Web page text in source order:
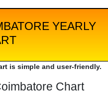
YEARLY
is simple and user-friendly.
Chart